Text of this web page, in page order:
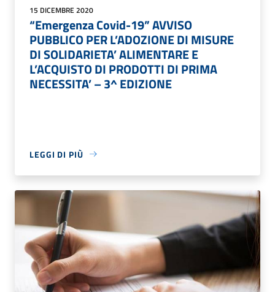
15 DICEMBRE 2020
“Emergenza Covid-19” AVVISO
PUBBLICO PER L’ADOZIONE DI MISURE
DI SOLIDARIETA’ ALIMENTARE E
L’ACQUISTO DI PRODOTTI DI PRIMA
NECESSITA’ – 3^ EDIZIONE
LEGGI DI PIÙ